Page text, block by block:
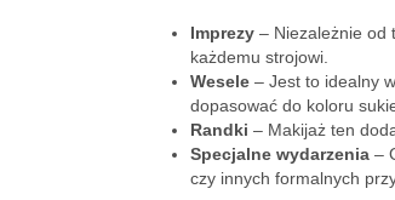
Imprezy – Niezależnie od
każdemu strojowi.
Wesele – Jest to idealny
dopasować do koloru
Randki – Makijaż ten
Specjalne wydarzenia –
czy innych formalnych